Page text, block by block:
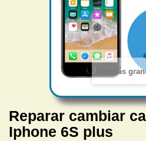
Ver más
Reparar cambiar
Iphone 6S plus